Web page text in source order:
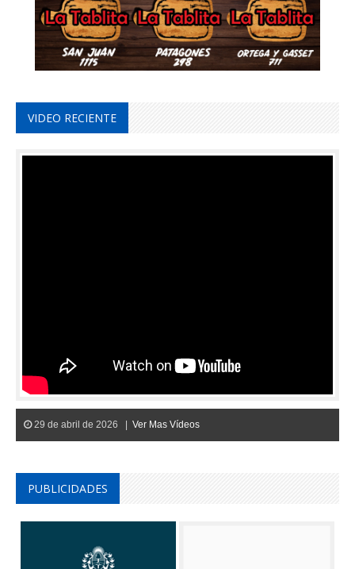
VIDEO RECIENTE
29 de abril de 2026 | Ver Mas Vídeos
PUBLICIDADES